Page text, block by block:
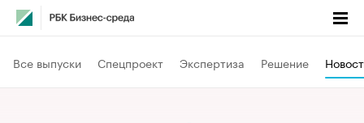
Все выпуски Спецпроект Экспертиза Решение